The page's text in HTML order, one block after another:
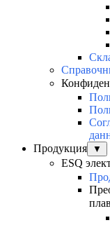
Продукция
▼
ESQ